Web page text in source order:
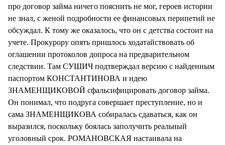
про договор займа ничего пояснить не мог, героев истории
не знал, с женой подробности ее финансовых перипетий не
обсуждал. К тому же оказалось, что он с детства состоит на
учете. Прокурору опять пришлось ходатайствовать об
оглашении протоколов допроса на предварительном
следствии. Там СУШИЧ подтверждал версию с найденным
паспортом КОНСТАНТИНОВА и идею
ЗНАМЕНЩИКОВОЙ сфальсифицировать договор займа.
Он понимал, что подруга совершает преступление, но и
сама ЗНАМЕНЩИКОВА собиралась сдаваться, как он
выразился, поскольку боялась заполучить реальный
уголовный срок. РОМАНОВСКАЯ настаивала на